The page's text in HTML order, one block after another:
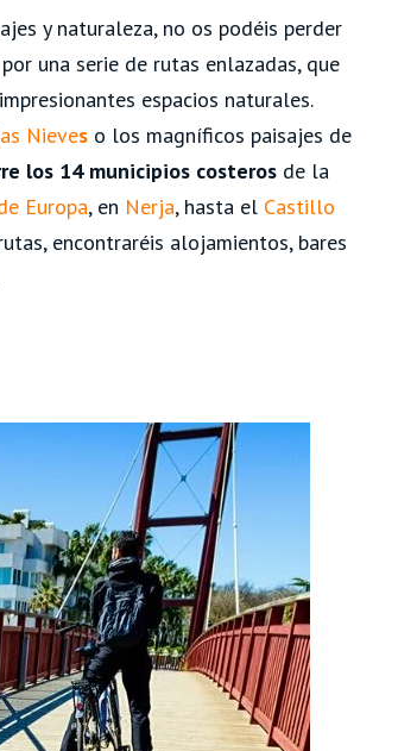
y naturaleza, no os podéis perder
una serie de rutas enlazadas, que
espacios naturales.
Nieves o los magníficos paisajes de
los 14 municipios costeros de la
Europa, en Nerja, hasta el Castillo
encontraréis alojamientos, bares